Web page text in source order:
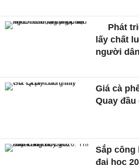
Phát
lấy chất
người
Giá cà
Quay đầu
Sắp công
đại học